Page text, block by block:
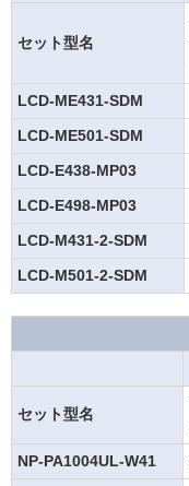
セット型名
LCD-ME431-SDM
LCD-ME501-SDM
LCD-E438-MP03
LCD-E498-MP03
LCD-M431-2-SDM
LCD-M501-2-SDM
セット型名
NP-PA1004UL-W41